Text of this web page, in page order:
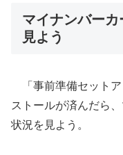
マイナンバー
見よう
「事前準備セットア
ストールが済んだら
状況を見よう。